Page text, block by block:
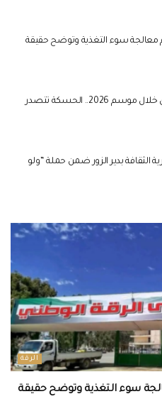
معالجة سوء التغذية وتوضح حقيقة
قفزة في إنتاج القمح السوري خلال موسم 2026.. الحسكة تتصدر
الثقافة بدير الزور ضمن حملة “ولو
الرقة
سوء التغذية وتوضح حقيقة